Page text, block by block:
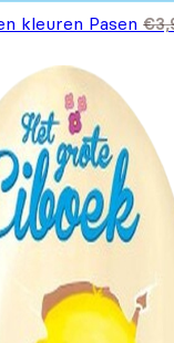
kleuren Pasen €
prijs was:
prijs is: €2,99.